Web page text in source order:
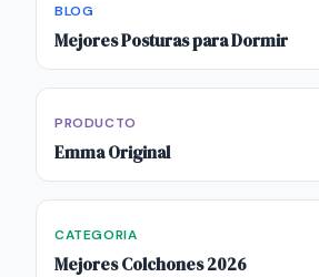
BLOG
Mejores Posturas para Dormir
PRODUCTO
Emma Original
CATEGORIA
Mejores Colchones 2026